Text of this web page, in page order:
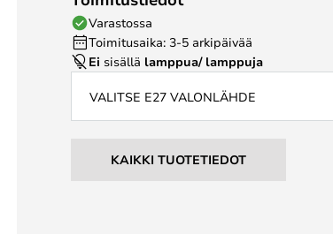
Varastossa
Toimitusaika: 3-5 arkipäivää
Ei sisällä lamppua/ lamppuja
VALITSE E27 VALONLÄHDE
KAIKKI TUOTETIEDOT